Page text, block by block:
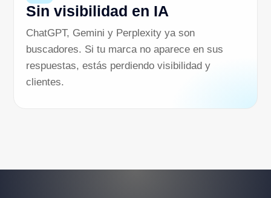
Sin visibilidad en IA
ChatGPT, Gemini y Perplexity ya son
buscadores. Si tu marca no aparece en sus
respuestas, estás perdiendo visibilidad y
clientes.